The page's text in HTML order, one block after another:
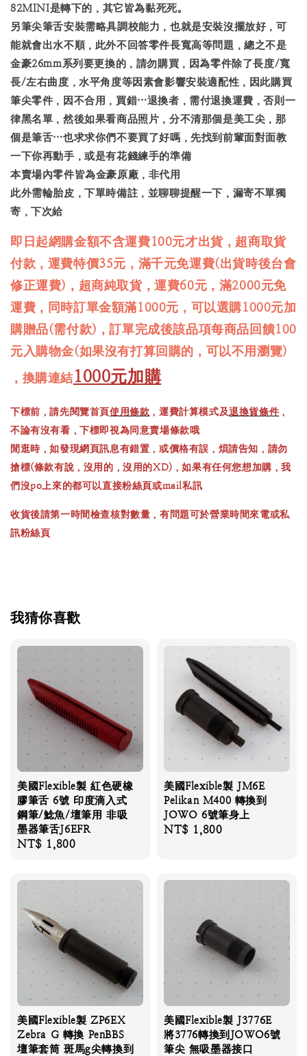
82MINI是轉下的，其它皆為黏死死。
另筆尖筆舌安裝需略具調校能力，也就是安裝沒擺放好，可
能就會出水不順，此外不回答零件長寬高等問題，總之不是
金豪26mm系列要更換的，請勿購買，因為零件除了長度/寬
長/左右曲度，水平角度等因素會影響安裝適配性，因此購買
筆尖零件，因不合用，買錯…退換者，需付退換運費，否則一
律黑名單，然後如果看商品照片，分不清那個是美工尖，那
個是筆舌…也求求你們不要買了好嗎，先找到前輩面對面教
一下你再動手，或是有花錢練手的準備
本賣場內零件皆為金豪原廠，非代用
此外需輪胎皮，下單時備註，並聊聊提醒一下，漏寄不單獨
寄，下次給
即日起網購金額不含運費100元才出貨，超商取貨
付款，運費特價35元，滿千元免運費(出貨時後台會
修正運費)，超商純取貨，運費60元，滿2000元免
運費，同時訂單金額滿1000元，可以選購1000元加
購贈品(需付款)，訂單完成後該品項每商品回饋100
元入購物金(如果沒有打算回購的，可以不用瀏覽)
，換購連結1000元加購
下標前，請先閱覽首頁使用條款 ，運費計算模式及退換貨條件 ，
不論有沒有看，下標即視為同意賣場條款哦
閒逛時，如發現網頁訊息有錯置，或價格有誤，煩請告知，請勿
搶標(條款有說，沒用的，沒用的XD)，如果有任何您想加購，我
們沒po上來的都可以直接粉絲頁或mail私訊
收貨後請第一時間檢查核對數量，有問題可於營業時間來電或私
訊粉絲頁
我猜你喜歡
美國Flexible製 紅色硬橡
膠筆舌 6號 印度滴入式
鋼筆/鯰魚/壇筆用 非吸
墨器筆舌J6EFR
Regular
NT$ 1,800
美國Flexible製 JM6E
Pelikan M400 轉換到
JOWO 6號筆身上
Regular
NT$ 1,800
美國Flexible製 ZP6EX
Zebra G 轉換 PenBBS
壇筆套筒 斑馬g尖轉換到
美國Flexible製 J3776E
將3776轉換到JOWO6號
筆尖 無吸墨器接口